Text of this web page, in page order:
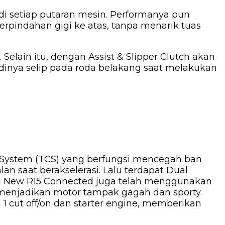
setiap putaran mesin. Performanya pun
gigi ke atas, tanpa menarik tuas
itu, dengan Assist & Slipper Clutch akan
selip pada roda belakang saat melakukan
(TCS) yang berfungsi mencegah ban
saat berakselerasi. Lalu terdapat Dual
R15 Connected juga telah menggunakan
motor tampak gagah dan sporty.
cut off/on dan starter engine, memberikan